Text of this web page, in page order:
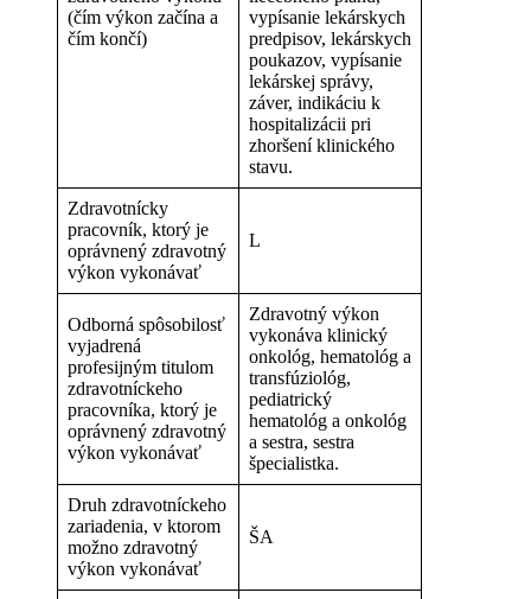
(čím výkon začína a
čím končí)
vypísanie lekárskych
predpisov, lekárskych
poukazov, vypísanie
lekárskej správy,
záver, indikáciu k
hospitalizácii pri
zhoršení klinického
stavu.
Zdravotnícky
pracovník, ktorý je
oprávnený zdravotný
výkon vykonávať
L
Odborná spôsobilosť
vyjadrená
profesijným titulom
zdravotníckeho
pracovníka, ktorý je
oprávnený zdravotný
výkon vykonávať
Zdravotný výkon
vykonáva klinický
onkológ, hematológ a
transfúziológ,
pediatrický
hematológ a onkológ
a sestra, sestra
špecialistka.
Druh zdravotníckeho
zariadenia, v ktorom
možno zdravotný
výkon vykonávať
ŠA